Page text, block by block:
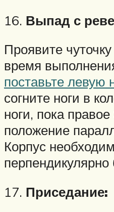
16. Выпад с
Проявите
время
поставьте левую
согните ноги в
ноги, пока
положение
Корпус
17. Приседание: